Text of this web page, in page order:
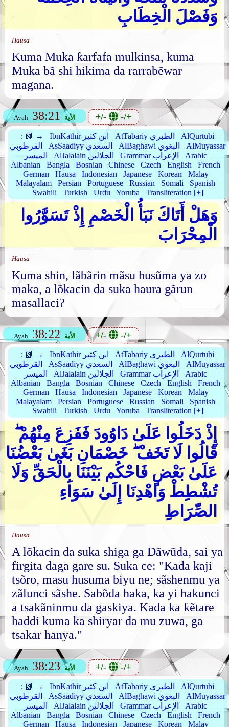
وَفَصْلَ الْخِطَابِ
Hausa
Kuma Muka ƙarfafa mulkinsa, kuma
Muka bã shi hikima da rarrabẽwar
magana.
Ayah 38:21 الأية +/- -/+
: 📗 → IbnKathir ابن كثير AtTabariy الطبري
AlQurtubi
القرطوبي
AsSaadiyy السعدي AlBaghawi البغوي
AlMuyassar
الميسر
AlJalalain الجلالين Grammar الإعراب
Arabic
Albanian
Bangla Bosnian Chinese Czech English
French
German
Hausa Indonesian Japanese Korean
Malay
Malayalam
Persian Portuguese Russian Somali
Spanish
Swahili
Turkish Urdu Yoruba Transliteration [+]
وَهَلْ أَتَاكَ نَبَأُ الْخَصْمِ إِذْ تَسَوَّرُوا
الْمِحْرَابَ
Hausa
Kuma shin, lãbãrin mãsu husũma ya zo
maka, a lõkacin da suka haura gãrun
masallaci?
Ayah 38:22 الأية +/- -/+
: 📗 → IbnKathir ابن كثير AtTabariy الطبري
AlQurtubi
القرطوبي
AsSaadiyy السعدي AlBaghawi البغوي
AlMuyassar
الميسر
AlJalalain الجلالين Grammar الإعراب
Arabic
Albanian
Bangla Bosnian Chinese Czech English
French
German
Hausa Indonesian Japanese Korean
Malay
Malayalam
Persian Portuguese Russian Somali
Spanish
Swahili
Turkish Urdu Yoruba Transliteration [+]
إِذْ دَخَلُوا عَلَىٰ دَاوُودَ فَفَزِعَ مِنْهُمْ ۖ
قَالُوا لَا تَخَفْ ۖ خَصْمَانِ بَغَىٰ بَعْضُنَا
عَلَىٰ بَعْضٍ فَاحْكُم بَيْنَنَا بِالْحَقِّ وَلَا
تُشْطِطْ وَاهْدِنَا إِلَىٰ سَوَاءِ
الصِّرَاطِ
Hausa
A lõkacin da suka shiga ga Dãwũda, sai ya
firgita daga gare su. Suka ce: "Kada kaji
tsõro, masu husuma biyu ne; sãshenmu ya
zãlunci sãshe. Sabõda haka, ka yi hakunci
a tsakãninmu da gaskiya. Kada ka ƙẽtare
haddi kuma ka shiryar da mu zuwa, ga
tsakar hanya."
Ayah 38:23 الأية +/- -/+
: 📗 → IbnKathir ابن كثير AtTabariy الطبري
AlQurtubi
القرطوبي
AsSaadiyy السعدي AlBaghawi البغوي
AlMuyassar
الميسر
AlJalalain الجلالين Grammar الإعراب
Arabic
Albanian
Bangla Bosnian Chinese Czech English
French
German
Hausa Indonesian Japanese Korean
Malay